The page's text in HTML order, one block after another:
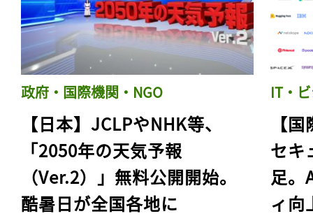
政府・国際機関・NGO
【日本】JCLPやNHK等、
「2050年の天気予報
（Ver.2）」無料公開開始。
酷暑日が全国各地に
IT・
【
セキ
足。
ィ向